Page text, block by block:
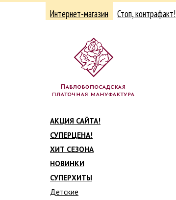
Интернет-магазин Стоп, контрафакт!
АКЦИЯ САЙТА!
СУПЕРЦЕНА!
ХИТ СЕЗОНА
НОВИНКИ
СУПЕРХИТЫ
Детские